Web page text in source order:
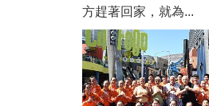
方趕著回家，就為...